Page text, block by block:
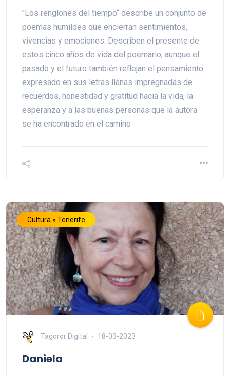
"Los renglones del tiempo“ describe un conjunto de
poemas humildes que encierran sentimientos,
vivencias y emociones. Describen el presente de
estos cinco años de vida del poemario, aunque el
pasado y el futuro también reflejan el pensamiento
expresado en sus letras llanas impregnadas de
recuerdos, honestidad y gratitud hacia la vida, la
esperanza y a las buenas personas que la autora
se ha encontrado en el camino
Cultura » Tenerife
Tagoror Digital 18-03-2023
Daniela